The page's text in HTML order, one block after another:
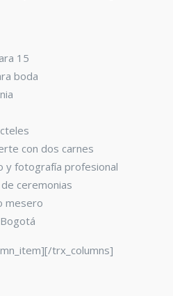
15
boda
con dos carnes
y fotografía profesional
ceremonias
mesero
trx_columns]